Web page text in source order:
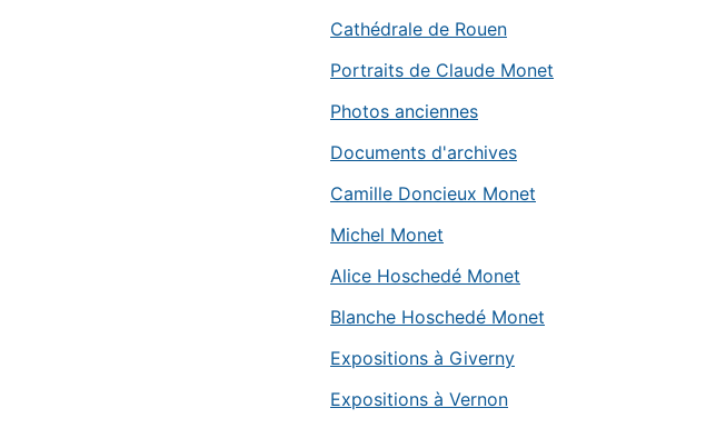
Cathédrale de Rouen
Portraits de Claude Monet
Photos anciennes
Documents d'archives
Camille Doncieux Monet
Michel Monet
Alice Hoschedé Monet
Blanche Hoschedé Monet
Expositions à Giverny
Expositions à Vernon